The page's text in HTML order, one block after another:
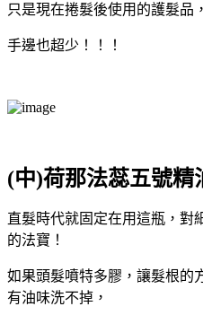
只是現在捲髮後使用的護髮品，
手邊也超少！！！
(中)荷那法蕊五號精
直髮時代就固定在用這瓶，對
的法寶！
如果頭髮噴特多膠，讓髮根的
有油味洗不掉，